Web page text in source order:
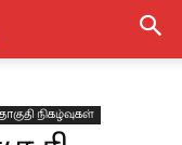
நிகழ்வுகள்